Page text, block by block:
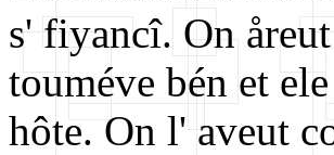
s' fiyancî. On
touméve bén et
hôte. On l' aveut